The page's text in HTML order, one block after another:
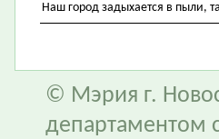
Наш город задыхается в пыли,
© Мэрия г.
департаментом